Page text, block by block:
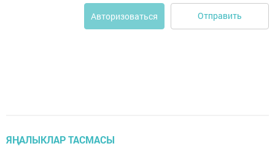
Авторизоваться Отправить
ЯҢАЛЫКЛАР ТАСМАСЫ